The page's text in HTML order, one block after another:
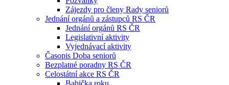
Zájezdy pro členy Rady seniorů
Jednání orgánů a zástupců RS ČR
Jednání orgánů RS ČR
Legislativní aktivity
Vyjednávací aktivity
Časopis Doba seniorů
Bezplatné poradny RS ČR
Celostátní akce RS ČR